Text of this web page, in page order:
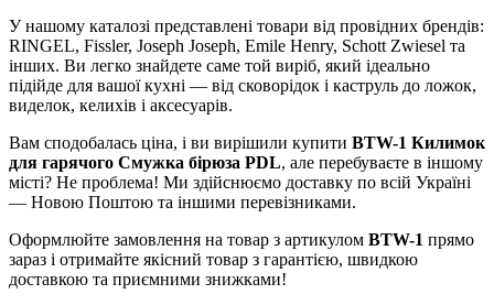
У нашому каталозі представлені товари від провідних брендів:
RINGEL, Fissler, Joseph Joseph, Emile Henry, Schott Zwiesel та
інших. Ви легко знайдете саме той виріб, який ідеально
підійде для вашої кухні — від сковорідок і каструль до ложок,
виделок, келихів і аксесуарів.
Вам сподобалась ціна, і ви вирішили купити BTW-1 Килимок
для гарячого Смужка бірюза PDL, але перебуваєте в іншому
місті? Не проблема! Ми здійснюємо доставку по всій Україні
— Новою Поштою та іншими перевізниками.
Оформлюйте замовлення на товар з артикулом BTW-1 прямо
зараз і отримайте якісний товар з гарантією, швидкою
доставкою та приємними знижками!